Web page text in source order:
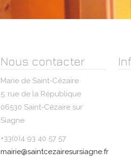
Nous contacter
Marie de Saint-Cézaire
5, rue de la République
06530 Saint-Cézaire sur
Siagne
+33(0)4 93 40 57 57
mairie@saintcezairesursiagne.fr